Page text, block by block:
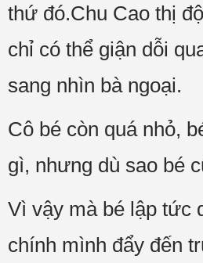
thứ đó.Chu Cao thị
chỉ có thể giận dỗi
sang nhìn bà ngoại.
Cô bé còn quá nhỏ,
gì, nhưng dù sao bé
Vì vậy mà bé lập tức
chính mình đẩy đến